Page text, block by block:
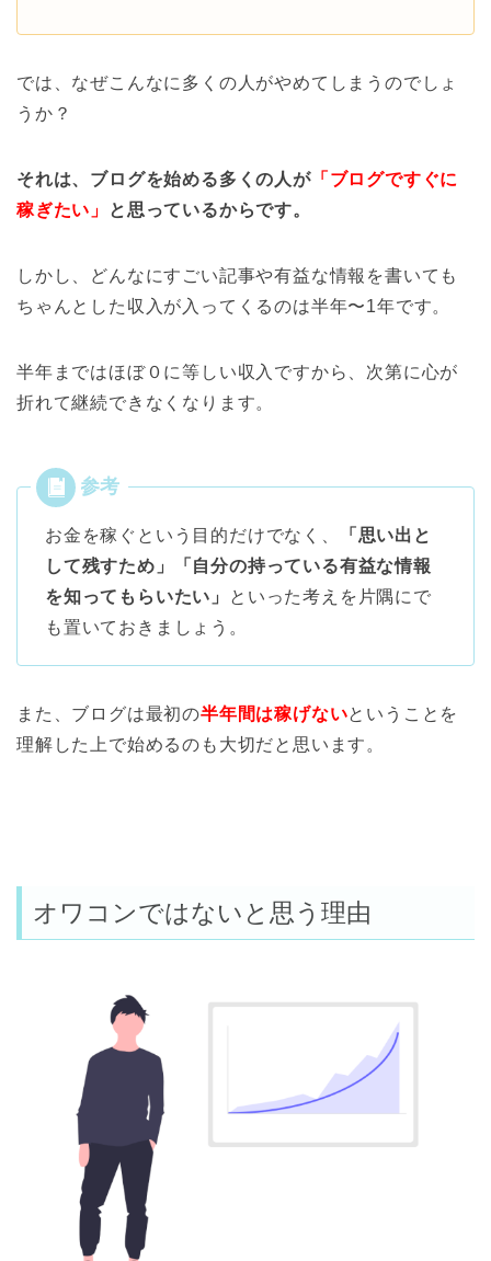
では、なぜこんなに多くの人がやめてしまうのでしょ
うか？
それは、ブログを始める多くの人が「ブログですぐに
稼ぎたい」
と思っているからです。
しかし、どんなにすごい記事や有益な情報を書いても
ちゃんとした収入が入ってくるのは半年〜1年です。
半年まではほぼ０に等しい収入ですから、次第に心が
折れて継続できなくなります。
お金を稼ぐという目的だけでなく、
「思い出と
して残すため」「自分の持っている有益な情報
を知ってもらいたい」
といった考えを片隅にで
も置いておきましょう。
また、ブログは最初の半年間は稼げないということを
理解した上で始めるのも大切だと思います。
オワコンではないと思う理由